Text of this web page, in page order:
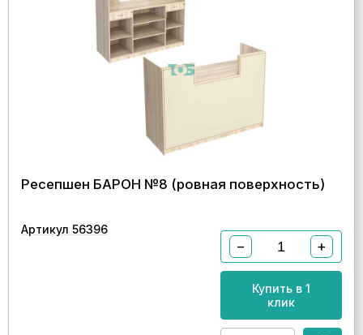
Ресепшен БАРОН №8 (ровная поверхность)
Артикул 56396
− +
Купить в 1
клик